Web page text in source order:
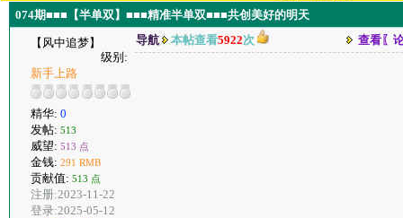
074期■■■【半单双】■■■精准半单双■■■共创美好的明天
【风中追梦】
级别:
新手上路
精华: 0
发帖: 513
威望: 513 点
金钱: 291 RMB
贡献值: 513 点
注册:2023-11-22
登录:2025-05-12
导航 本帖查看5922次 查看〖